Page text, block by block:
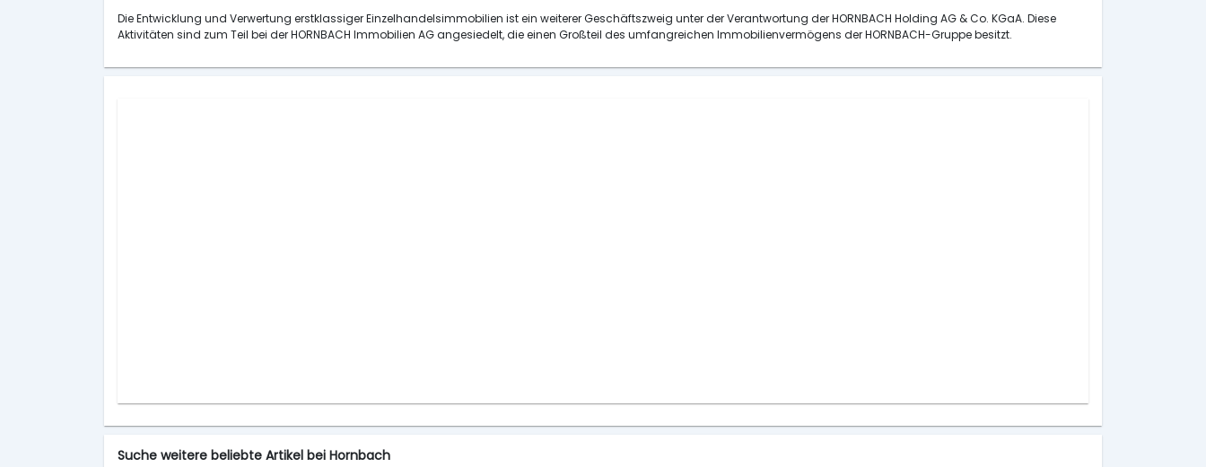
Die Entwicklung und Verwertung erstklassiger Einzelhandelsimmobilien ist ein weiterer Geschäftszweig unter der Verantwortung der HORNBACH Holding AG & Co. KGaA. Diese
Aktivitäten sind zum Teil bei der HORNBACH Immobilien AG angesiedelt, die einen Großteil des umfangreichen Immobilienvermögens der HORNBACH-Gruppe besitzt.
Suche weitere beliebte Artikel bei Hornbach